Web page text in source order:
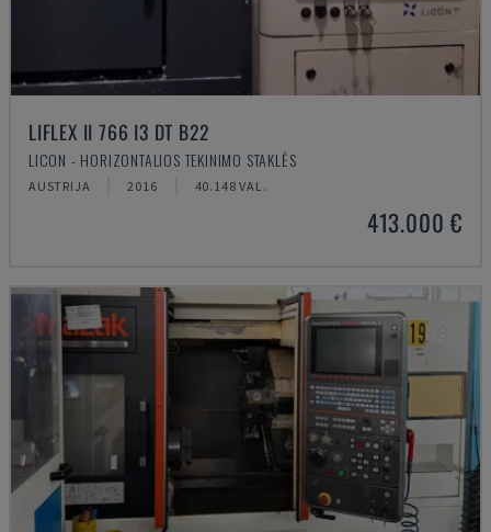
LIFLEX II 766 I3 DT B22
LICON - HORIZONTALIOS TEKINIMO STAKLĖS
AUSTRIJA 2016 40.148 VAL.
413.000 €